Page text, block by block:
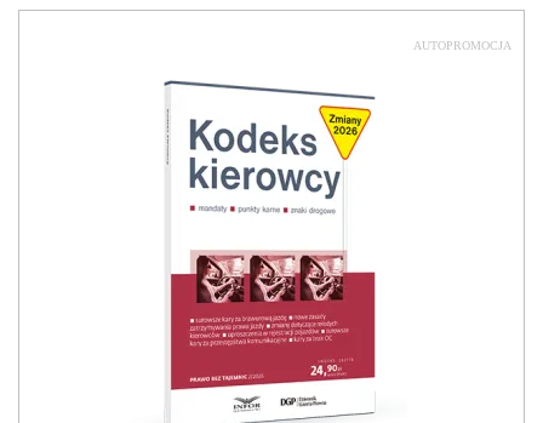
AUTOPROMOCJA